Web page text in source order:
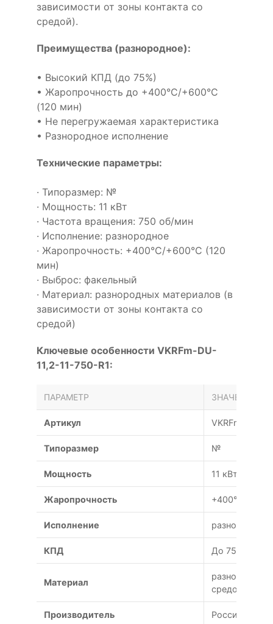
зависимости от зоны контакта со
средой).
Преимущества (разнородное):
• Высокий КПД (до 75%)
• Жаропрочность до +400°С/+600°С
(120 мин)
• Не перегружаемая характеристика
• Разнородное исполнение
Технические параметры:
· Типоразмер: №
· Мощность: 11 кВт
· Частота вращения: 750 об/мин
· Исполнение: разнородное
· Жаропрочность: +400°С/+600°С (120
мин)
· Выброс: факельный
· Материал: разнородных материалов (в
зависимости от зоны контакта со
средой)
Ключевые особенности VKRFm-DU-
11,2-11-750-R1:
ПАРАМЕТР ЗНАЧЕНИЕ
Артикул VKRFm-DU-
Типоразмер №
Мощность 11 кВт
Жаропрочность +400°С/
Исполнение разнородное
КПД До 75%
Материал
разнородных
средой)
Производитель Россия